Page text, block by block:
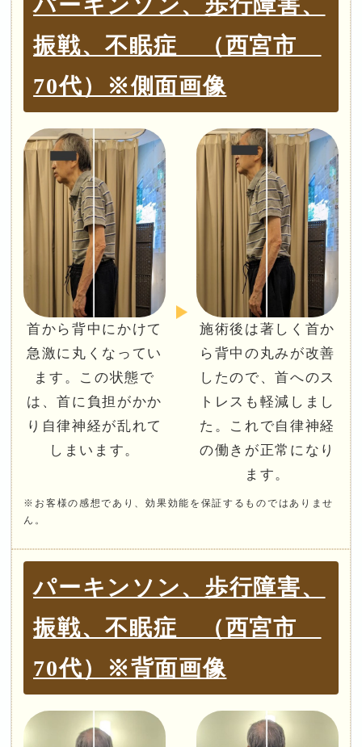
振戦、不眠症 （西宮市
70代）※側面画像
首から背中にかけて
急激に丸くなってい
ます。この状態で
は、首に負担がかか
り自律神経が乱れて
しまいます。
施術後は著しく首か
ら背中の丸みが改善
したので、首へのス
トレスも軽減しまし
た。これで自律神経
の働きが正常になり
ます。
※お客様の感想であり、効果効能を保証するものではありませ
ん。
パーキンソン、歩行障害、
振戦、不眠症 （西宮市
70代）※背面画像